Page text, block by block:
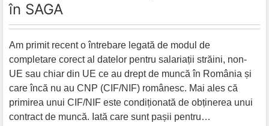
în SAGA
Am primit recent o întrebare legată de modul de
completare corect al datelor pentru salariații străini, non-
UE sau chiar din UE ce au drept de muncă în România și
care încă nu au CNP (CIF/NIF) românesc. Mai ales că
primirea unui CIF/NIF este condiționată de obținerea unui
contract de muncă. Iată care sunt pașii pentru…